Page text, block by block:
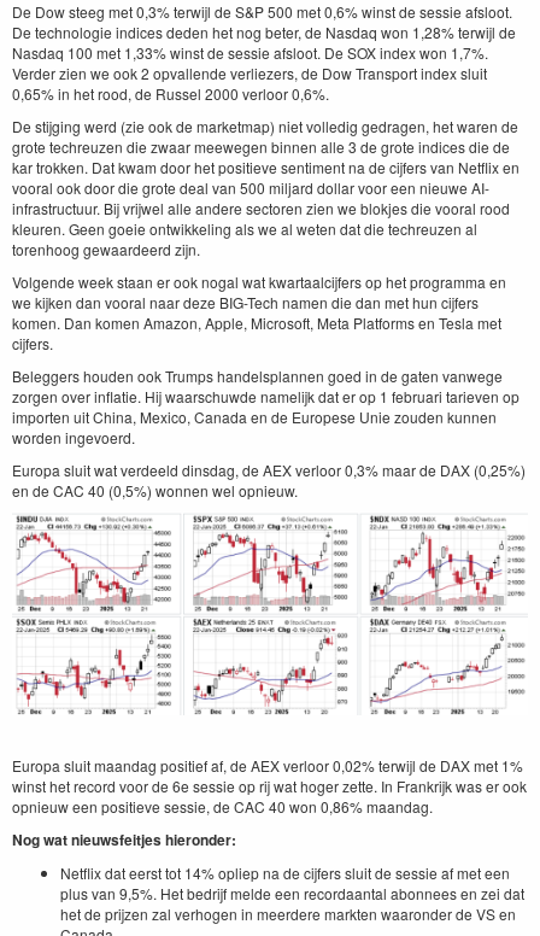
De Dow steeg met 0,3% terwijl de S&P 500 met 0,6% winst de sessie afsloot.
De technologie indices deden het nog beter, de Nasdaq won 1,28% terwijl de
Nasdaq 100 met 1,33% winst de sessie afsloot. De SOX index won 1,7%.
Verder zien we ook 2 opvallende verliezers, de Dow Transport index sluit
0,65% in het rood, de Russel 2000 verloor 0,6%.
De stijging werd (zie ook de marketmap) niet volledig gedragen, het waren de
grote techreuzen die zwaar meewegen binnen alle 3 de grote indices die de
kar trokken. Dat kwam door het positieve sentiment na de cijfers van Netflix en
vooral ook door die grote deal van 500 miljard dollar voor een nieuwe AI-
infrastructuur. Bij vrijwel alle andere sectoren zien we blokjes die vooral rood
kleuren. Geen goeie ontwikkeling als we al weten dat die techreuzen al
torenhoog gewaardeerd zijn.
Volgende week staan er ook nogal wat kwartaalcijfers op het programma en
we kijken dan vooral naar deze BIG-Tech namen die dan met hun cijfers
komen. Dan komen Amazon, Apple, Microsoft, Meta Platforms en Tesla met
cijfers.
Beleggers houden ook Trumps handelsplannen goed in de gaten vanwege
zorgen over inflatie. Hij waarschuwde namelijk dat er op 1 februari tarieven op
importen uit China, Mexico, Canada en de Europese Unie zouden kunnen
worden ingevoerd.
Europa sluit wat verdeeld dinsdag, de AEX verloor 0,3% maar de DAX (0,25%)
en de CAC 40 (0,5%) wonnen wel opnieuw.
Europa sluit maandag positief af, de AEX verloor 0,02% terwijl de DAX met 1%
winst het record voor de 6e sessie op rij wat hoger zette. In Frankrijk was er ook
opnieuw een positieve sessie, de CAC 40 won 0,86% maandag.
Nog wat nieuwsfeitjes hieronder:
Netflix dat eerst tot 14% opliep na de cijfers sluit de sessie af met een
plus van 9,5%. Het bedrijf melde een recordaantal abonnees en zei dat
het de prijzen zal verhogen in meerdere markten waaronder de VS en